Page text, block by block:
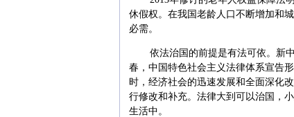
休假权。在我国老龄人口不断增加和
必需。
依法治国的前提是有法可依。新
春，中国特色社会主义法律体系宣告
时，经济社会的迅速发展和全面深化
行修改和补充。法律大到可以治国，
生活中。